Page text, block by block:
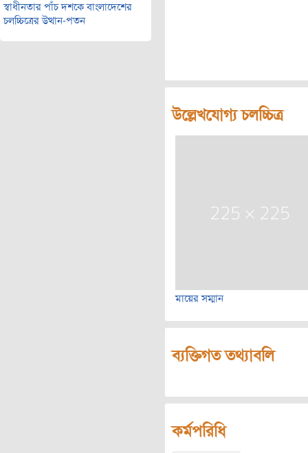
স্বাধীনতার পাঁচ দশকে বাংলাদেশের
চলচ্চিত্রের উত্থান-পতন
উল্লেখযোগ্য চলচ্চিত্র
মায়ের সম্মান
ব্যক্তিগত তথ্যাবলি
কর্মপরিধি